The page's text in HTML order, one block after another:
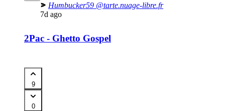
Humbucker59 @tarte.nuage-libre.fr
7d ago
2Pac - Ghetto Gospel
9
0